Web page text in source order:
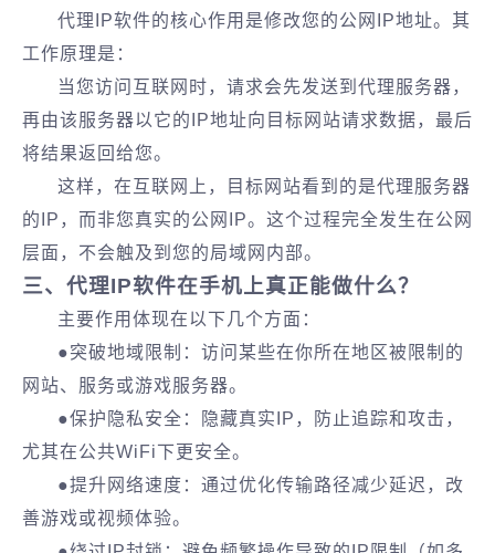
代理IP软件的核心作用是修改您的‌公网IP地址‌‌。其
工作原理是：
当您访问互联网时，请求会先发送到代理服务器，
再由该服务器以它的IP地址向目标网站请求数据，最后
将结果返回给您‌。
这样，在互联网上，目标网站看到的是代理服务器
的IP，而非您真实的公网IP‌。这个过程完全发生在公网
层面，不会触及到您的局域网内部。
三、代理IP软件在手机上真正能做什么？
主要作用体现在以下几个方面：
●突破地域限制‌：访问某些在你所在地区被限制的
网站、服务或游戏服务器。
‌●保护隐私安全‌：隐藏真实IP，防止追踪和攻击，
尤其在公共WiFi下更安全‌。
‌●提升网络速度‌：通过优化传输路径减少延迟，改
善游戏或视频体验‌。